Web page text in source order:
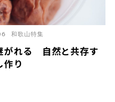
がれる 自然と共存す
り
和歌山特集